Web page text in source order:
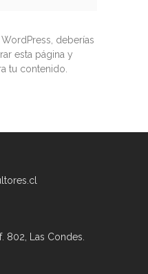
deberías
esta página y
tu contenido.
802, Las Condes.